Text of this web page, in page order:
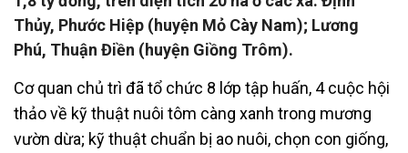
Thủy, Phước Hiệp (huyện Mỏ Cày Nam); Lương
Phú, Thuận Điền (huyện Giồng Trôm).
Cơ quan chủ trì đã tổ chức 8 lớp tập huấn, 4 cuộc hội
thảo về kỹ thuật nuôi tôm càng xanh trong mương
vườn dừa; kỹ thuật chuẩn bị ao nuôi, chọn con giống,